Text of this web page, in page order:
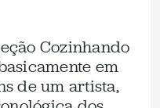
Cozinhando
em
de um artista,